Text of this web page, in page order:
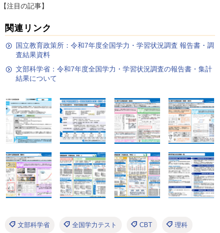
【注目の記事】
関連リンク
国立教育政策所：令和7年度全国学力・学習状況調査 報告書・調
査結果資料
文部科学省：令和7年度全国学力・学習状況調査の報告書・集計
結果について
文部科学省 全国学力テスト CBT 理科